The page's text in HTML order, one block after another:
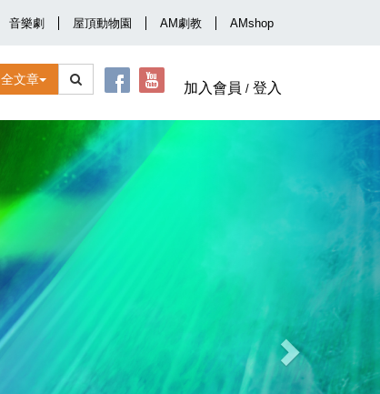
音樂劇 屋頂動物園 AM劇教 AMshop
全文章
加入會員 / 登入